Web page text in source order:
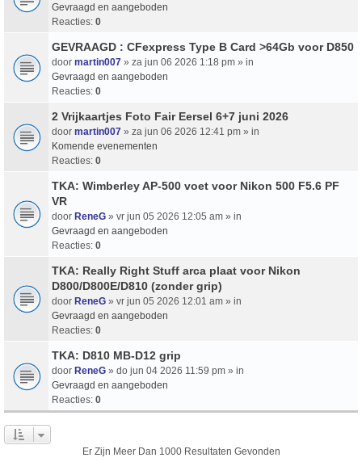
Gevraagd en aangeboden
Reacties: 0
GEVRAAGD : CFexpress Type B Card >64Gb voor D850
door martin007 » za jun 06 2026 1:18 pm » in
Gevraagd en aangeboden
Reacties: 0
2 Vrijkaartjes Foto Fair Eersel 6+7 juni 2026
door martin007 » za jun 06 2026 12:41 pm » in
Komende evenementen
Reacties: 0
TKA: Wimberley AP-500 voet voor Nikon 500 F5.6 PF
VR
door ReneG » vr jun 05 2026 12:05 am » in
Gevraagd en aangeboden
Reacties: 0
TKA: Really Right Stuff arca plaat voor Nikon
D800/D800E/D810 (zonder grip)
door ReneG » vr jun 05 2026 12:01 am » in
Gevraagd en aangeboden
Reacties: 0
TKA: D810 MB-D12 grip
door ReneG » do jun 04 2026 11:59 pm » in
Gevraagd en aangeboden
Reacties: 0
Er Zijn Meer Dan 1000 Resultaten Gevonden